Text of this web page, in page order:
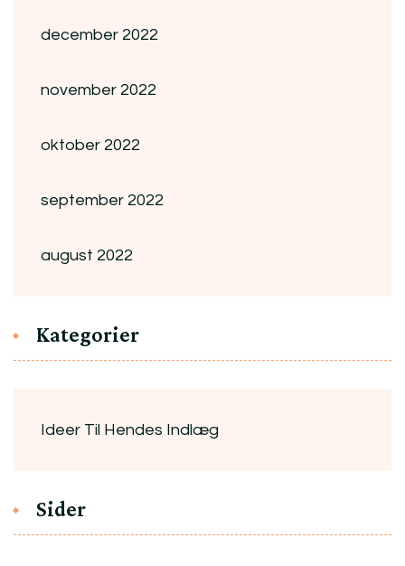
december 2022
november 2022
oktober 2022
september 2022
august 2022
Kategorier
Ideer Til Hendes Indlæg
Sider